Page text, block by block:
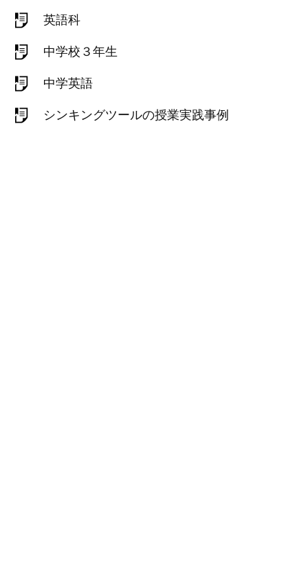
英語科
中学校３年生
中学英語
シンキングツールの授業実践事例